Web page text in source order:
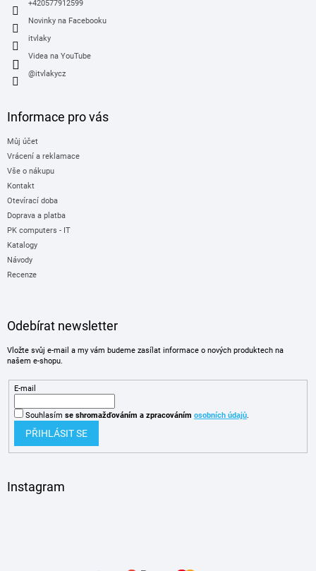
+420577912599
Novinky na Facebooku
itvlaky
Videa na YouTube
@itvlakycz
Informace pro vás
Můj účet
Vrácení a reklamace
Vše o nákupu
Kontakt
Otevírací doba
Doprava a platba
PK computers - IT
Katalogy
Návody
Recenze
Odebírat newsletter
Vložte svůj e-mail a my vám budeme zasílat informace o nových produktech na
našem e-shopu.
E-mail
Souhlasím se shromažďováním a zpracováním osobních údajů.
PŘIHLÁSIT SE
Instagram